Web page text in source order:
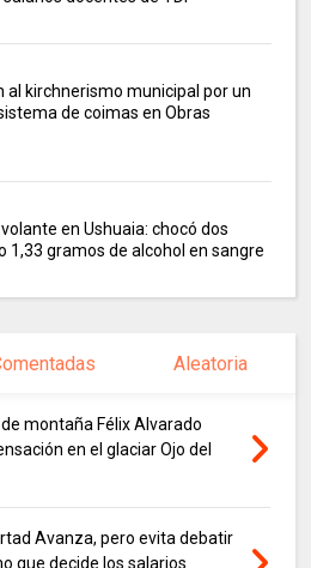
al kirchnerismo municipal por un
de coimas en Obras
en Ushuaia: chocó dos
1,33 gramos de alcohol en sangre
Aleatoria
montaña Félix Alvarado
en el glaciar Ojo del
Avanza, pero evita debatir
que decide los salarios